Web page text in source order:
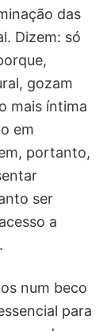
das
Dizem: só
gozam
mais íntima
em
portanto,
ser
a
num beco
para